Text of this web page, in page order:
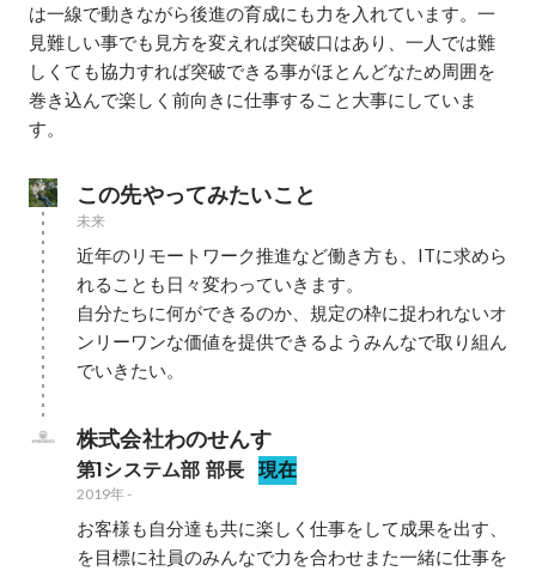
は一線で動きながら後進の育成にも力を入れています。一
見難しい事でも見方を変えれば突破口はあり、一人では難
しくても協力すれば突破できる事がほとんどなため周囲を
巻き込んで楽しく前向きに仕事すること大事にしていま
す。
この先やってみたいこと
未来
近年のリモートワーク推進など働き方も、ITに求めら
れることも日々変わっていきます。
自分たちに何ができるのか、規定の枠に捉われないオ
ンリーワンな価値を提供できるようみんなで取り組ん
でいきたい。
株式会社わのせんす
第1システム部 部長 現在
2019年-
お客様も自分達も共に楽しく仕事をして成果を出す、
を目標に社員のみんなで力を合わせまた一緒に仕事を